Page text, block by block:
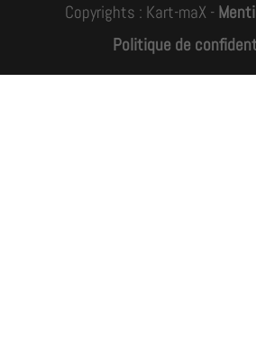
Copyrights : Kart-maX -
Politique de